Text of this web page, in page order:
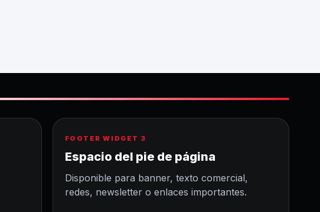
FOOTER WIDGET 3
Espacio del pie de página
Disponible para banner, texto comercial,
redes, newsletter o enlaces importantes.